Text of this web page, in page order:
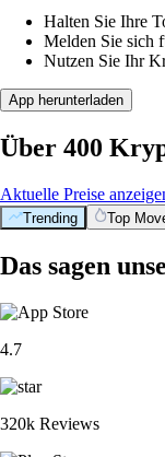
Halten Sie Ihre
Melden Sie sich
Nutzen Sie Ihr
App herunterladen
Über 400
Aktuelle Preise
Trending Top
Das sagen
4.7
320k Reviews